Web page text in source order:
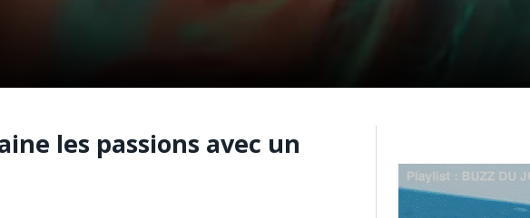
les passions avec un